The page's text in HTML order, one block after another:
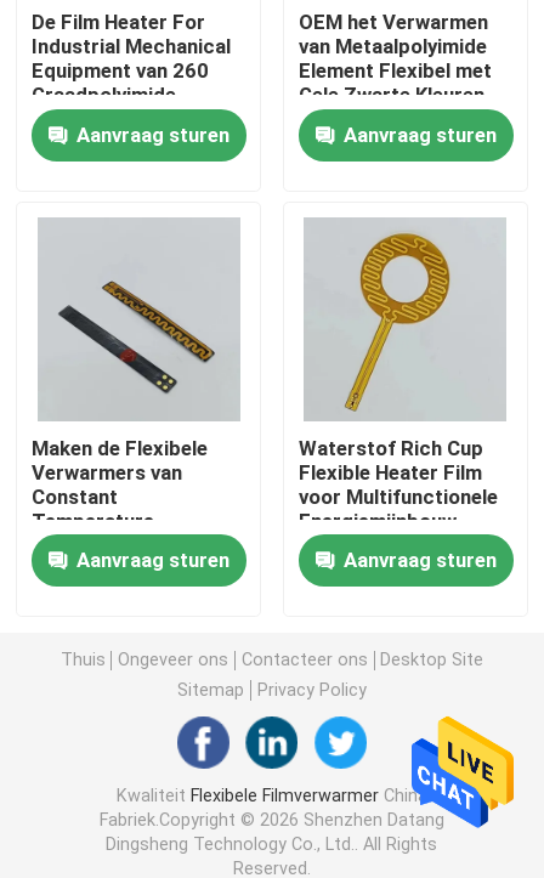
Kwaliteitscontrole
Nieuws
Verzoek om een Citaat
Pi-Filmverwarmer
Polyimide het Verwarmen Film
Flexibel het Verwarmen Stootkussen
Polyimide Heater Element
Douane Flexibele Verwarmer
Graphene het Verwarmen Film
Elektrische het Verwarmen Film
De Film Heater For
Industrial Mechanical
Equipment van 260
Graadpolyimide
Aanvraag sturen
OEM het Verwarmen
van Metaalpolyimide
Element Flexibel met
Gele Zwarte Kleuren
Speciale Vorm
Aanvraag sturen
Maken de Flexibele
Verwarmers van
Constant
Temperature
Polyimide Film
Insulated 0.1mm Dikte
waterdicht
Aanvraag sturen
Waterstof Rich Cup
Flexible Heater Film
voor Multifunctionele
Energiemijnbouw
Aanvraag sturen
Thuis Ongeveer ons Contacteer ons
Desktop Site
Sitemap
Privacy Policy
Kwaliteit Flexibele FilmverwarmerChina
Fabriek.Copyright © 2026 Shenzhen Datang
Dingsheng Technology Co., Ltd.. All Rights
Reserved.